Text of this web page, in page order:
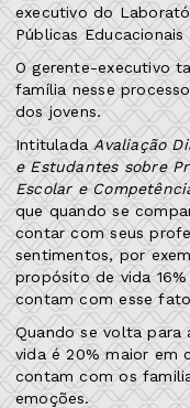
executivo do
Públicas
O gerente-executivo
família nesse
dos jovens.
Intitulada Avaliação
e Estudantes sobre
Escolar e
que quando se
contar com seus
sentimentos, por
propósito de vida
contam com esse
Quando se volta para
vida é 20% maior em
contam com os
emoções.